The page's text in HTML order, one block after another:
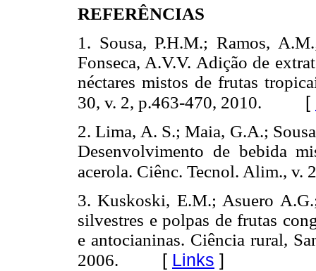
REFERÊNCIAS
1. Sousa, P.H.M.; Ramos,
Fonseca, A.V.V. Adição de
néctares mistos de frutas
30, v. 2, p.463-470, 2010.
[
2. Lima, A. S.; Maia, G.A.;
Desenvolvimento de bebida
acerola. Ciênc. Tecnol. Alim., v.
3. Kuskoski, E.M.; Asuero
silvestres e polpas de frutas
e antocianinas. Ciência rural,
2006.
[ Links ]